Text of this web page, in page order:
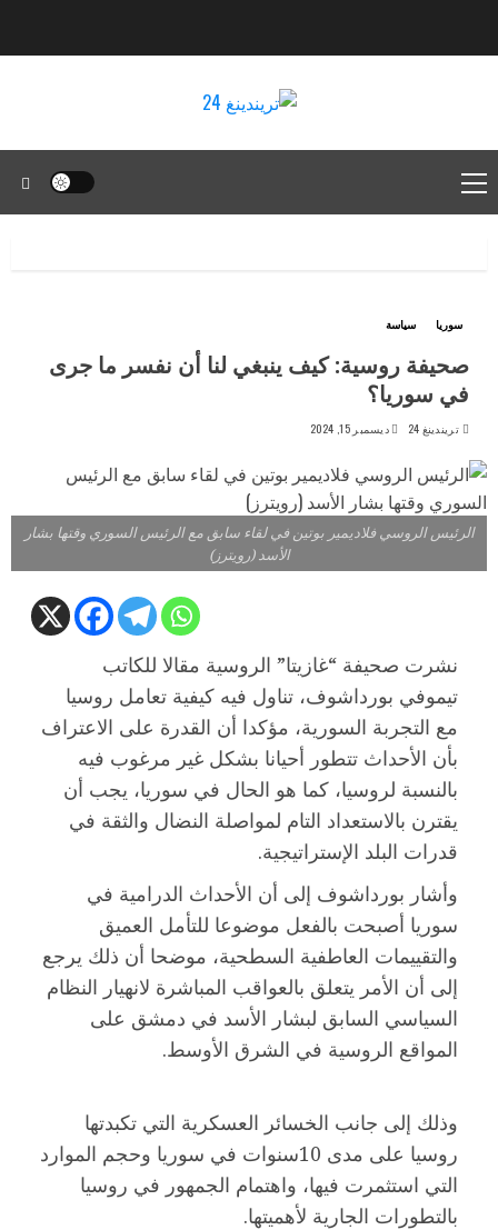
سوريا سياسة
صحيفة روسية: كيف ينبغي لنا أن نفسر ما جرى
في سوريا؟
تريندينغ 24 ديسمبر 15, 2024
الرئيس الروسي فلاديمير بوتين في لقاء سابق مع الرئيس السوري وقتها بشار
الأسد (رويترز)
نشرت صحيفة “غازيتا” الروسية مقالا للكاتب
تيموفي بورداشوف، تناول فيه كيفية تعامل روسيا
مع التجربة السورية، مؤكدا أن القدرة على الاعتراف
بأن الأحداث تتطور أحيانا بشكل غير مرغوب فيه
بالنسبة لروسيا، كما هو الحال في سوريا، يجب أن
يقترن بالاستعداد التام لمواصلة النضال والثقة في
قدرات البلد الإستراتيجية.
وأشار بورداشوف إلى أن الأحداث الدرامية في
سوريا أصبحت بالفعل موضوعا للتأمل العميق
والتقييمات العاطفية السطحية، موضحا أن ذلك يرجع
إلى أن الأمر يتعلق بالعواقب المباشرة لانهيار النظام
السياسي السابق لبشار الأسد في دمشق على
المواقع الروسية في الشرق الأوسط.
وذلك إلى جانب الخسائر العسكرية التي تكبدتها
روسيا على مدى 10سنوات في سوريا وحجم الموارد
التي استثمرت فيها، واهتمام الجمهور في روسيا
بالتطورات الجارية لأهميتها.